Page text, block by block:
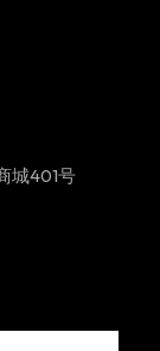
城401号